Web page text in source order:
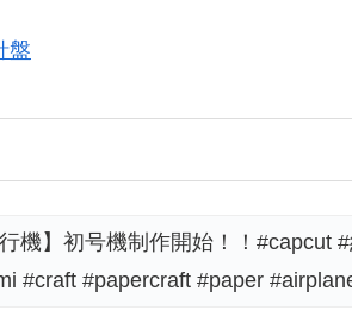
盤
行機】初号機制作開始！！#capcut
#craft #papercraft #paper